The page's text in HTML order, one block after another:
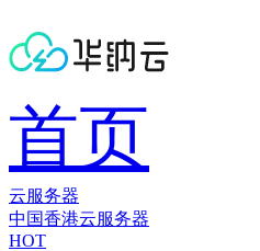
首页
云服务器
中国香港云服务器
HOT